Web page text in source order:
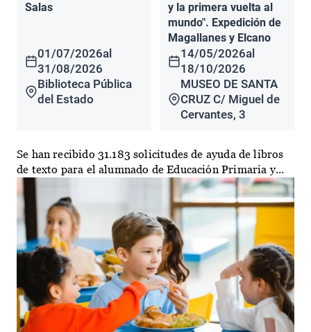
Salas
01/07/2026al
31/08/2026
Biblioteca Pública
del Estado
y la primera vuelta al
mundo". Expedición de
Magallanes y Elcano
14/05/2026al
18/10/2026
MUSEO DE SANTA
CRUZ C/ Miguel de
Cervantes, 3
Se han recibido 31.183 solicitudes de ayuda de libros
de texto para el alumnado de Educación Primaria y...